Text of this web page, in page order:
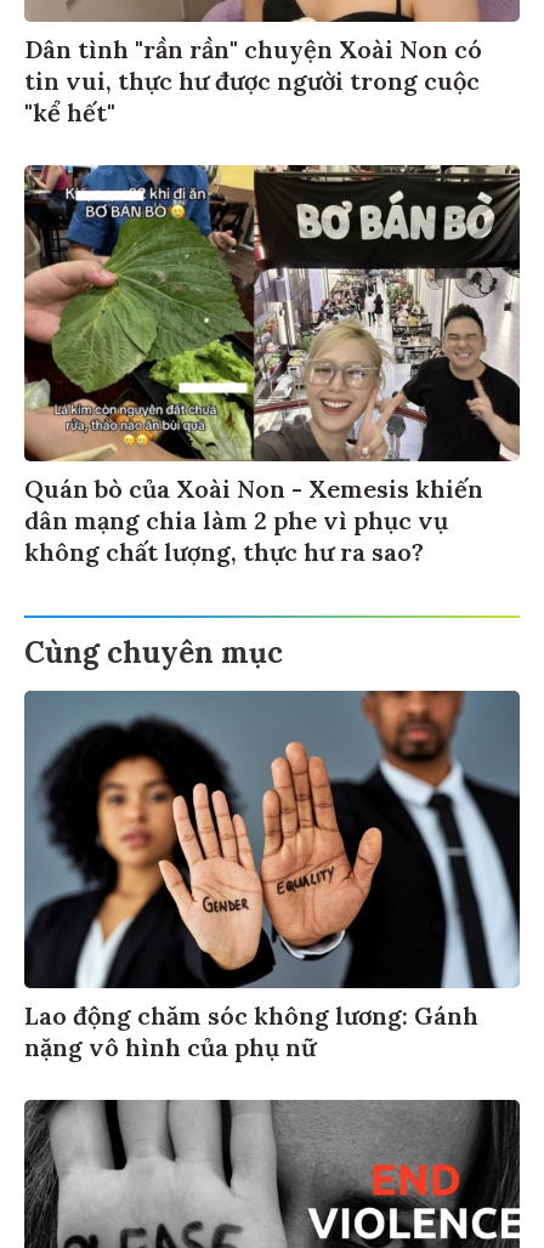
Dân tình "rần rần" chuyện Xoài Non có
tin vui, thực hư được người trong cuộc
"kể hết"
Quán bò của Xoài Non - Xemesis khiến
dân mạng chia làm 2 phe vì phục vụ
không chất lượng, thực hư ra sao?
Cùng chuyên mục
Lao động chăm sóc không lương: Gánh
nặng vô hình của phụ nữ